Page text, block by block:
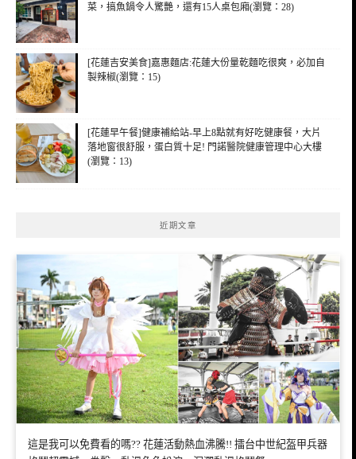
菜，搞魚鍋令人驚艷，還有15人桌包廂(瀏覽：28)
[花蓮吉安美食]嘉惠麵店:花蓮大份量乾麵吃很爽，必加自
製辣椒(瀏覽：15)
[花蓮早午餐]健康補給站-早上8點就有好吃健康餐，大片
落地窗很舒服，蛋白質十足! 門諾醫院健康管理中心大樓
(瀏覽：13)
近期文章
這是我可以免費看的嗎?? 花蓮活動熱血沸騰!! 擂台中世紀盔甲兵器